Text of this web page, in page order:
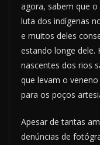
agora, sabem que
luta dos indígenas
e muitos deles
estando longe dele.
nascentes dos rios
que levam o
para os poços
Apesar de tantas
denúncias de